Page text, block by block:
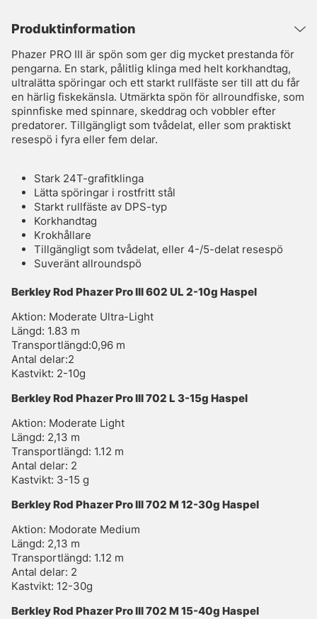
Produktinformation
Phazer PRO III är spön som ger dig mycket prestanda för
pengarna. En stark, pålitlig klinga med helt korkhandtag,
ultralätta spöringar och ett starkt rullfäste ser till att du får
en härlig fiskekänsla. Utmärkta spön för allroundfiske, som
spinnfiske med spinnare, skeddrag och vobbler efter
predatorer. Tillgängligt som tvådelat, eller som praktiskt
resespö i fyra eller fem delar.
Stark 24T-grafitklinga
Lätta spöringar i rostfritt stål
Starkt rullfäste av DPS-typ
Korkhandtag
Krokhållare
Tillgängligt som tvådelat, eller 4-/5-delat resespö
Suveränt allroundspö
Berkley Rod Phazer Pro III 602 UL 2-10g Haspel
Aktion: Moderate Ultra-Light
Längd: 1.83 m
Transportlängd:0,96 m
Antal delar:2
Kastvikt: 2-10g
Berkley Rod Phazer Pro III 702 L 3-15g Haspel
Aktion: Moderate Light
Längd: 2,13 m
Transportlängd: 1.12 m
Antal delar: 2
Kastvikt: 3-15 g
Berkley Rod Phazer Pro III 702 M 12-30g Haspel
Aktion: Modorate Medium
Längd: 2,13 m
Transportlängd: 1.12 m
Antal delar: 2
Kastvikt: 12-30g
Berkley Rod Phazer Pro III 702 M 15-40g Haspel